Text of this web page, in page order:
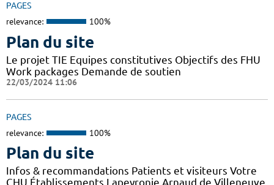
PAGES
relevance: 100%
Plan du site
Le projet TIE Equipes constitutives Objectifs des FHU
Work packages Demande de soutien
22/03/2024 11:06
PAGES
relevance: 100%
Plan du site
Infos & recommandations Patients et visiteurs Votre
CHU Établissements Lapeyronie Arnaud de Villeneuve